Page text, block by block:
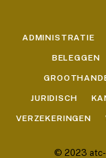
ADMINISTRATIE
BELEGGEN
JURIDISCH
VERZEKERINGEN
© 2023 atc-